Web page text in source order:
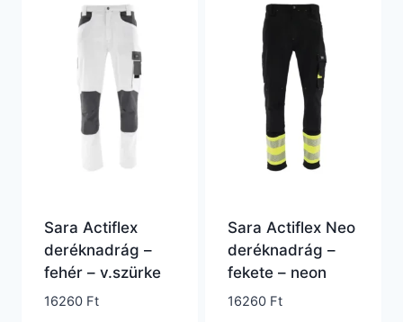
Sara Actiflex
deréknadrág –
fehér – v.szürke
16260 Ft
Sara Actiflex Neo
deréknadrág –
fekete – neon
16260 Ft